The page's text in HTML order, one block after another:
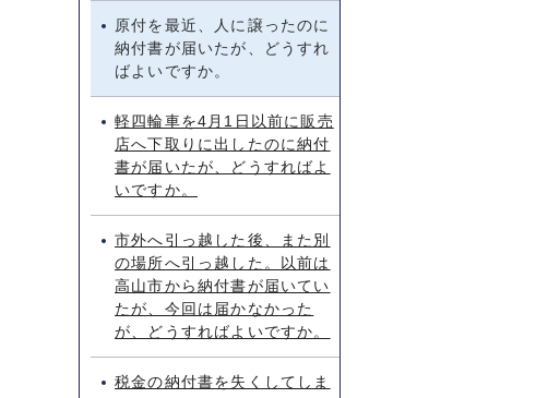
原付を最近、人に譲ったのに
納付書が届いたが、どうすれ
ばよいですか。
軽四輪車を4月1日以前に販売
店へ下取りに出したのに納付
書が届いたが、どうすればよ
いですか。
市外へ引っ越した後、また別
の場所へ引っ越した。以前は
高山市から納付書が届いてい
たが、今回は届かなかった
が、どうすればよいですか。
税金の納付書を失くしてしま